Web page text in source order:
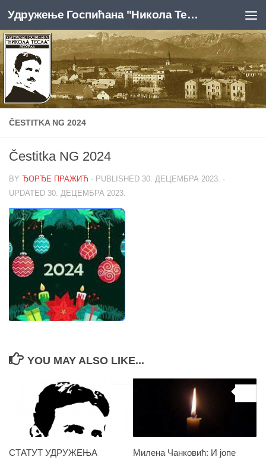
Skip to content Удружење Госпићана "Никола Тесла", Београд
ČESTITKA NG 2024
Čestitka NG 2024
BY ЂОРЂЕ ПРАЖИЋ · PUBLISHED 30. ДЕЦЕМБРА 2023. ·
UPDATED 30. ДЕЦЕМБРА 2023.
YOU MAY ALSO LIKE...
СТАТУТ УДРУЖЕЊА
Милена Чанковић: И јопе